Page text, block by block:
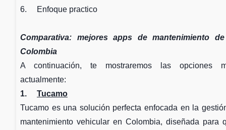
6. Enfoque practico
Comparativa: mejores apps de mantenimiento
Colombia
A continuación, te mostraremos las opciones
actualmente:
1. Tucamo
Tucamo es una solución perfecta enfocada en la
mantenimiento vehicular en Colombia, diseñada para